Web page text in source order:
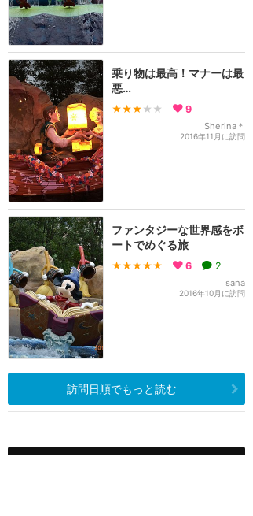
乗り物は最高！マナーは最
悪…
★★★ ★★ 9
Sherina＊
2016年11月に訪問
ファンタジーな世界感をボ
ートでめぐる旅
★★★★★ 6 2
sana
2016年10月に訪問
訪問日順でもっと読む
上海ディズニーリゾート